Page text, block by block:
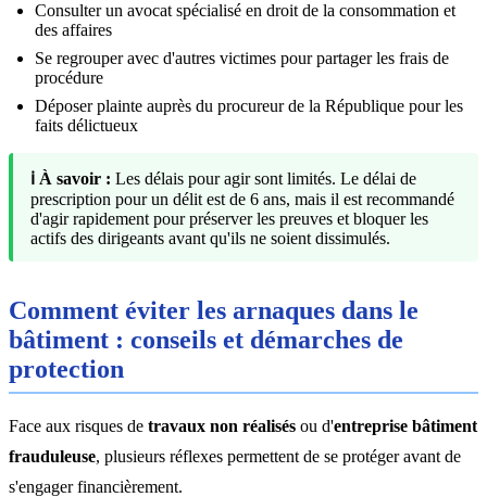
Consulter un avocat spécialisé en droit de la consommation et
des affaires
Se regrouper avec d'autres victimes pour partager les frais de
procédure
Déposer plainte auprès du procureur de la République pour les
faits délictueux
ℹ️ À savoir : Les délais pour agir sont limités. Le délai de
prescription pour un délit est de 6 ans, mais il est recommandé
d'agir rapidement pour préserver les preuves et bloquer les
actifs des dirigeants avant qu'ils ne soient dissimulés.
Comment éviter les arnaques dans le
bâtiment : conseils et démarches de
protection
Face aux risques de travaux non réalisés ou d'entreprise bâtiment
frauduleuse, plusieurs réflexes permettent de se protéger avant de
s'engager financièrement.